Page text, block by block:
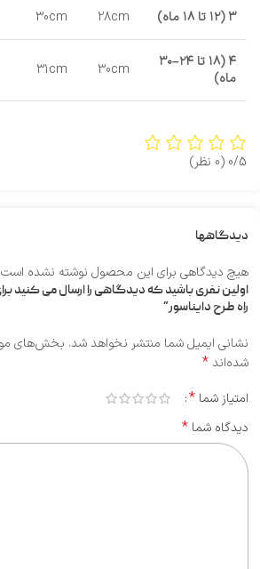
۳ (۱۲ تا ۱۸ ماه) 28cm
30cm
۴ (۱۸ تا ۲۴–۳۰
ماه)
30cm
31cm
0/5 (0 نظر)
دیدگاهها
هیچ دیدگاهی برای این محصول نوشته نشده است.
اولین نفری باشید که دیدگاهی را ارسال می کنید
راه طرح دایناسور”
نشانی ایمیل شما منتشر نخواهد شد. بخش‌های
شده‌اند*
امتیاز شما *
دیدگاه شما *